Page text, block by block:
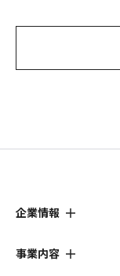
企業情報
事業内容